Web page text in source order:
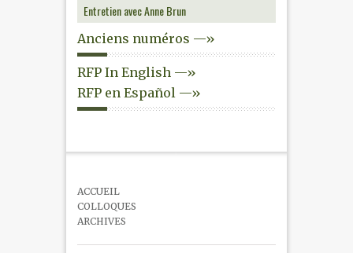
Entretien avec Anne Brun
Anciens numéros —»
RFP In English —»
RFP en Español —»
ACCUEIL
COLLOQUES
ARCHIVES